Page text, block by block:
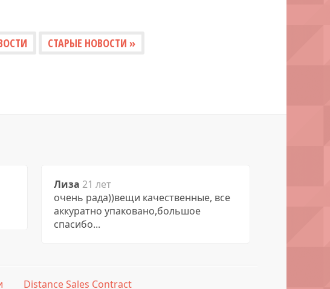
СТАРЫЕ НОВОСТИ »
Лиза 21 лет
очень рада))вещи качественные, все
аккуратно упаковано,большое
спасибо...
Distance Sales Contract